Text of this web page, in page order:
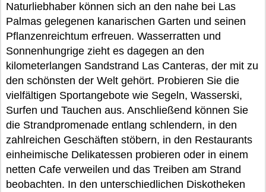
Naturliebhaber können sich an den nahe bei Las
Palmas gelegenen kanarischen Garten und seinen
Pflanzenreichtum erfreuen. Wasserratten und
Sonnenhungrige zieht es dagegen an den
kilometerlangen Sandstrand Las Canteras, der mit zu
den schönsten der Welt gehört. Probieren Sie die
vielfältigen Sportangebote wie Segeln, Wasserski,
Surfen und Tauchen aus. Anschließend können Sie
die Strandpromenade entlang schlendern, in den
zahlreichen Geschäften stöbern, in den Restaurants
einheimische Delikatessen probieren oder in einem
netten Cafe verweilen und das Treiben am Strand
beobachten. In den unterschiedlichen Diskotheken